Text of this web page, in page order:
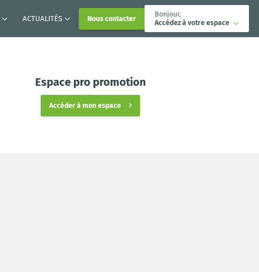
ACTUALITÉS Nous contacter
Bonjour,
Accédez à votre espace
Espace pro promotion
Accéder à mon espace